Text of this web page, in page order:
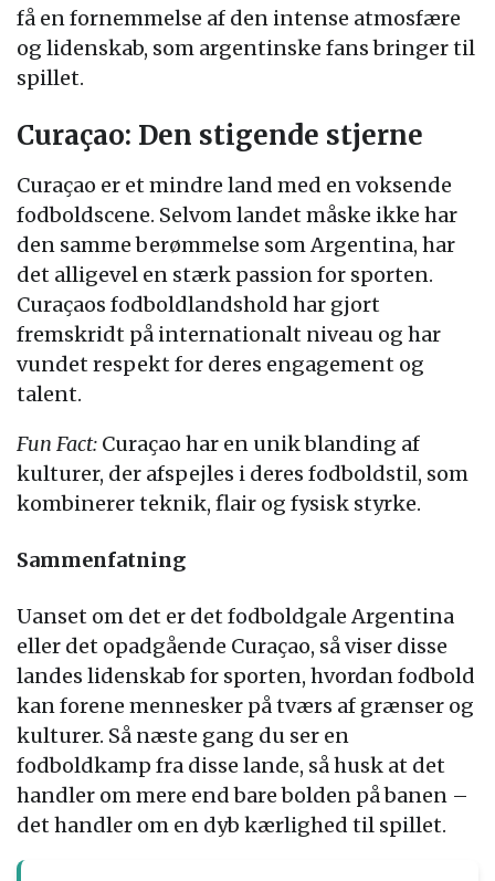
få en fornemmelse af den intense atmosfære
og lidenskab, som argentinske fans bringer til
spillet.
Curaçao: Den stigende stjerne
Curaçao er et mindre land med en voksende
fodboldscene. Selvom landet måske ikke har
den samme berømmelse som Argentina, har
det alligevel en stærk passion for sporten.
Curaçaos fodboldlandshold har gjort
fremskridt på internationalt niveau og har
vundet respekt for deres engagement og
talent.
Fun Fact: Curaçao har en unik blanding af
kulturer, der afspejles i deres fodboldstil, som
kombinerer teknik, flair og fysisk styrke.
Sammenfatning
Uanset om det er det fodboldgale Argentina
eller det opadgående Curaçao, så viser disse
landes lidenskab for sporten, hvordan fodbold
kan forene mennesker på tværs af grænser og
kulturer. Så næste gang du ser en
fodboldkamp fra disse lande, så husk at det
handler om mere end bare bolden på banen –
det handler om en dyb kærlighed til spillet.